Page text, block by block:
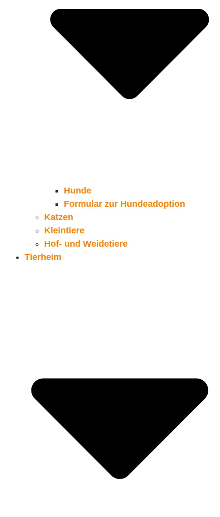
Hunde
Formular zur Hundeadoption
Katzen
Kleintiere
Hof- und Weidetiere
Tierheim